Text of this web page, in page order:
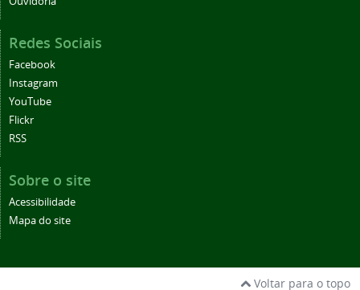
Redes Sociais
Facebook
Instagram
YouTube
Flickr
RSS
Sobre o site
Acessibilidade
Mapa do site
Voltar para o topo